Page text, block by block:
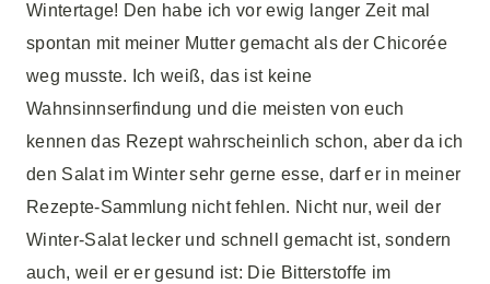
Wintertage! Den habe ich vor ewig langer Zeit mal
spontan mit meiner Mutter gemacht als der Chicorée
weg musste. Ich weiß, das ist keine
Wahnsinnserfindung und die meisten von euch
kennen das Rezept wahrscheinlich schon, aber da ich
den Salat im Winter sehr gerne esse, darf er in meiner
Rezepte-Sammlung nicht fehlen. Nicht nur, weil der
Winter-Salat lecker und schnell gemacht ist, sondern
auch, weil er er gesund ist: Die Bitterstoffe im